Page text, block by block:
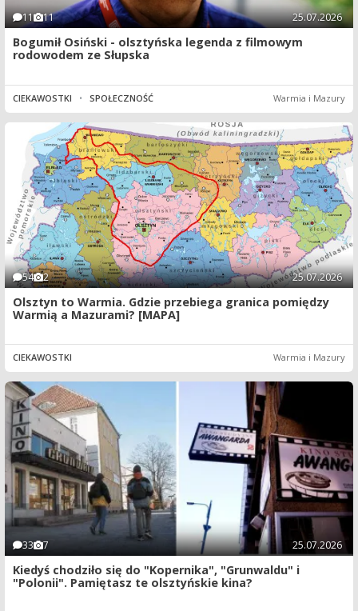
11 11 25.07.2026
Bogumił Osiński - olsztyńska legenda z filmowym
rodowodem ze Słupska
CIEKAWOSTKI • SPOŁECZNOŚĆ Warmia i Mazury
54 2 25.07.2026
Olsztyn to Warmia. Gdzie przebiega granica pomiędzy
Warmią a Mazurami? [MAPA]
CIEKAWOSTKI Warmia i Mazury
33 7 25.07.2026
Kiedyś chodziło się do "Kopernika", "Grunwaldu" i
"Polonii". Pamiętasz te olsztyńskie kina?